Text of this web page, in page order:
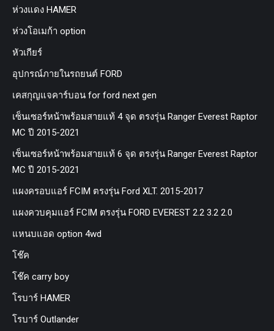
ห่วงแดง HAMER
ห่วงโอเมก้า option
หัวเกียร์
อุปกรณ์ภายในรถยนต์ FORD
เคสกุญแจคาร์บอน for ford next gen
เซ็นเซอร์หน้าพร้อมสายแท้ 4 จุด ตรงรุ่น Ranger Everest Raptor
MC ปี 2015-2021
เซ็นเซอร์หน้าพร้อมสายแท้ 6 จุด ตรงรุ่น Ranger Everest Raptor
MC ปี 2015-2021
แผงครอบแอร์ FCIM ตรงรุ่น Ford XLT. 2015-2017
แผงควบคุมแอร์ FCIM ตรงรุ่น FORD EVEREST 2.2 3.2 2.0
แหนบแอด option 4wd
โช๊ค
โช๊ค carry boy
โรบาร์ HAMER
โรบาร์ Outlander